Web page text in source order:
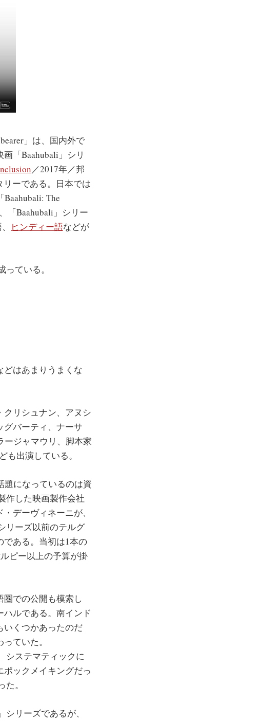
」は、国内外で
「Baahubali」シリ
／2017年／邦
リーである。日本では
The
「Baahubali」シリー
ヒンディー語などが
ている。
はあまりうまくな
リシュナン、アヌシ
グバーティ、ナーサ
ージャマウリ、脚本家
出演している。
になっているのは資
作した映画製作会社
デーヴィネーニが、
リーズ以前のテルグ
ある。当初は1本の
ピー以上の予算が掛
での公開も模索し
ルである。南インド
いくつかあったのだ
ていた。
システマティックに
ックメイキングだっ
。
リーズであるが、